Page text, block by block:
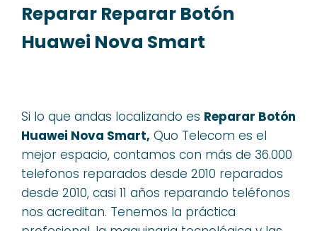
Reparar Reparar Botón
Huawei Nova Smart
Si lo que andas localizando es Reparar Botón
Huawei Nova Smart, Quo Telecom es el
mejor espacio, contamos con más de 36.000
telefonos reparados desde 2010 reparados
desde 2010, casi 11 años reparando teléfonos
nos acreditan. Tenemos la práctica